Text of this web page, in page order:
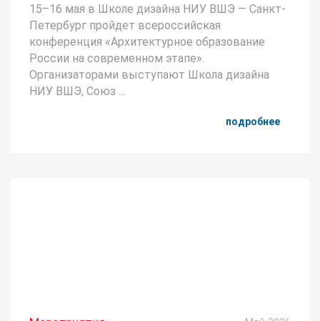
15–16 мая в Школе дизайна НИУ ВШЭ — Санкт-
Петербург пройдет всероссийская
конференция «Архитектурное образование
России на современном этапе».
Организаторами выступают Школа дизайна
НИУ ВШЭ, Союз ...
подробнее